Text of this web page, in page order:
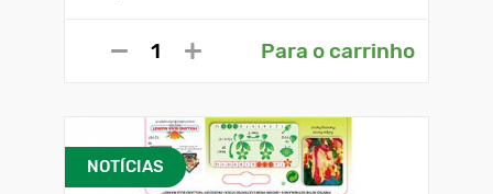
Para o carrinho
NOTÍCIAS